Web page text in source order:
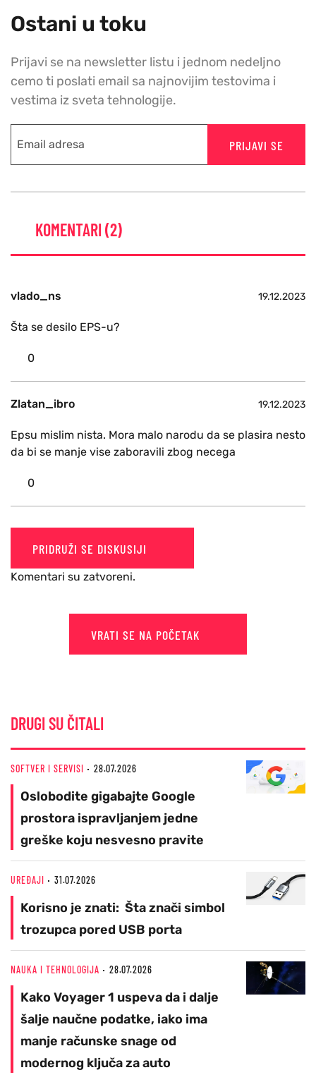
Ostani u toku
Prijavi se na newsletter listu i jednom nedeljno
cemo ti poslati email sa najnovijim testovima i
vestima iz sveta tehnologije.
PRIJAVI SE
KOMENTARI (2)
vlado_ns 19.12.2023
Šta se desilo EPS-u?
0
Zlatan_ibro 19.12.2023
Epsu mislim nista. Mora malo narodu da se plasira nesto
da bi se manje vise zaboravili zbog necega
0
PRIDRUŽI SE DISKUSIJI
Komentari su zatvoreni.
VRATI SE NA POČETAK
DRUGI SU ČITALI
SOFTVER I SERVISI 28.07.2026
Oslobodite gigabajte Google
prostora ispravljanjem jedne
greške koju nesvesno pravite
UREĐAJI 31.07.2026
Korisno je znati: Šta znači simbol
trozupca pored USB porta
NAUKA I TEHNOLOGIJA 28.07.2026
Kako Voyager 1 uspeva da i dalje
šalje naučne podatke, iako ima
manje računske snage od
modernog ključa za auto